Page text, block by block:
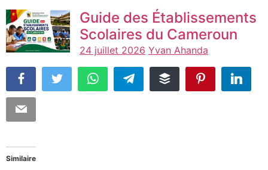
Guide des Établissements
Scolaires du Cameroun
24 juillet 2026 Yvan Ahanda
Similaire